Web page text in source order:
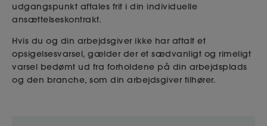
udgangspunkt aftales frit i din individuelle
ansættelseskontrakt.
Hvis du og din arbejdsgiver ikke har aftalt et
opsigelsesvarsel, gælder der et sædvanligt og rimeligt
varsel bedømt ud fra forholdene på din arbejdsplads
og den branche, som din arbejdsgiver tilhører.